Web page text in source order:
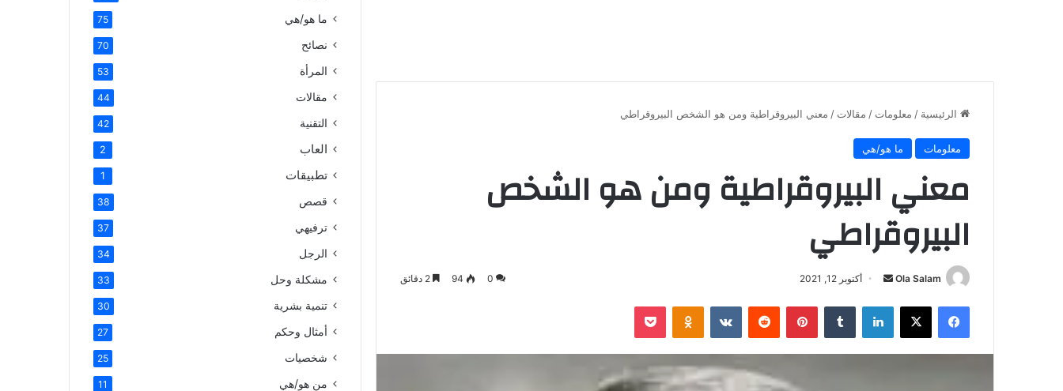
الرئيسية / معلومات / مقالات / معني البيروقراطية ومن هو الشخص البيروقراطي
معلومات ما هو/هي
معني البيروقراطية ومن هو الشخص
البيروقراطي
Ola Salam
أرسل
إلكترونيا
أكتوبر 12, 2021 0
94
فيسبوك X لينكدإن بينتيريست Odnoklassniki
بوكيت
ما هو/هي 75
نصائح 70
المرأة 53
مقالات 44
التقنية 42
العاب 2
تطبيقات 1
قصص 38
ترفيهي 37
الرجل 34
مشكلة وحل 33
تنمية بشرية 30
أمثال وحكم 27
شخصيات 25
من هو/هي 11